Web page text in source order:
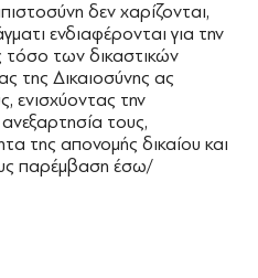
δεν χαρίζονται,
ενδιαφέρονται για την
των δικαστικών
της Δικαιοσύνης ας
ενισχύοντας την
τους,
της απονομής δικαίου και
παρέμβαση έσω/